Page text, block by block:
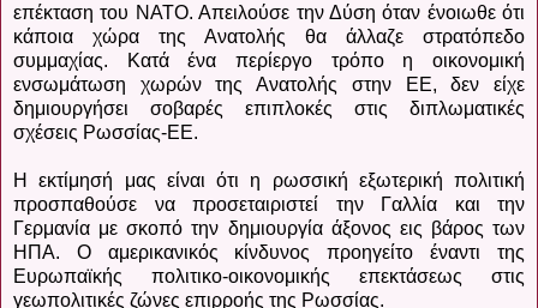
επέκταση του ΝΑΤΟ. Απειλούσε την Δύση όταν ένοιωθε ότι
κάποια χώρα της Ανατολής θα άλλαζε στρατόπεδο
συμμαχίας. Κατά ένα περίεργο τρόπο η οικονομική
ενσωμάτωση χωρών της Ανατολής στην ΕΕ, δεν είχε
δημιουργήσει σοβαρές επιπλοκές στις διπλωματικές
σχέσεις Ρωσσίας-ΕΕ.
Η εκτίμησή μας είναι ότι η ρωσσική εξωτερική πολιτική
προσπαθούσε να προσεταιριστεί την Γαλλία και την
Γερμανία με σκοπό την δημιουργία άξονος εις βάρος των
ΗΠΑ. Ο αμερικανικός κίνδυνος προηγείτο έναντι της
Ευρωπαϊκής πολιτικο-οικονομικής επεκτάσεως στις
γεωπολιτικές ζώνες επιρροής της Ρωσσίας.